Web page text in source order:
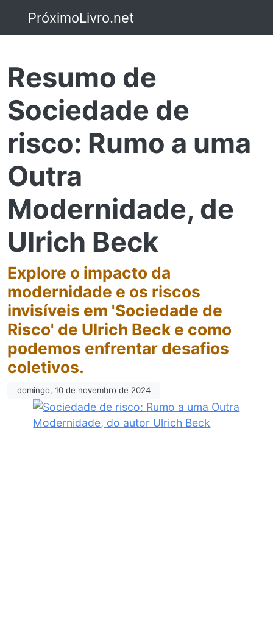
PróximoLivro.net
Resumo de
Sociedade de
risco: Rumo a uma
Outra
Modernidade, de
Ulrich Beck
Explore o impacto da
modernidade e os riscos
invisíveis em 'Sociedade de
Risco' de Ulrich Beck e como
podemos enfrentar desafios
coletivos.
domingo, 10 de novembro de 2024